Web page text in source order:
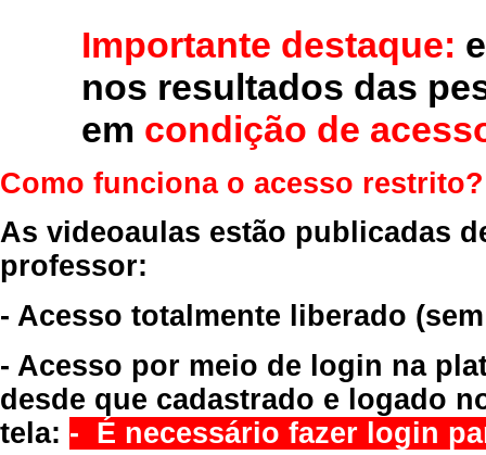
Importante destaque:
nos resultados das
em condição de
Como funciona o acesso restrito?
As videoaulas estão publicadas
professor:
- Acesso totalmente liberado
- Acesso por meio de login na
desde que cadastrado e logado
tela: - É necessário fazer login